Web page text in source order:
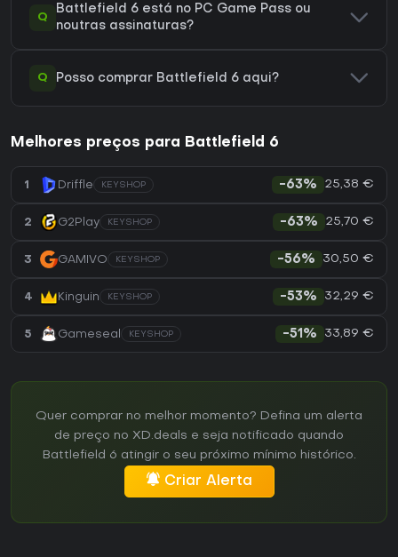
Q
Battlefield 6 está no PC Game Pass ou
noutras assinaturas?
Q Posso comprar Battlefield 6 aqui?
Melhores preços para Battlefield 6
1 Driffle KEYSHOP -63% 25,38 €
2 G2Play KEYSHOP -63% 25,70 €
3 GAMIVO KEYSHOP -56% 30,50 €
4 Kinguin KEYSHOP -53% 32,29 €
5 Gameseal KEYSHOP -51% 33,89 €
Quer comprar no melhor momento? Defina um alerta
de preço no XD.deals e seja notificado quando
Battlefield 6 atingir o seu próximo mínimo histórico.
Criar Alerta